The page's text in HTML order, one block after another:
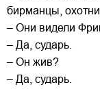
бирманцы,
– Они видели
– Да, сударь.
– Он жив?
– Да, сударь.